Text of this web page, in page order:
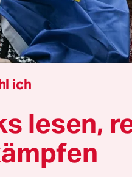
erhöhen, wenn
einer Aufnahme in die
Ergebnis
ich
lesen,